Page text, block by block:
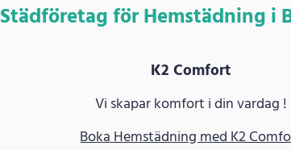
Städföretag för Hemstädning i
K2 Comfort
Vi skapar komfort i din vardag !
Boka Hemstädning med K2